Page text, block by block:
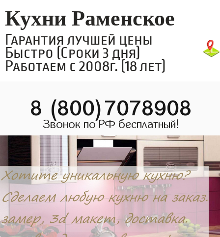
Кухни Раменское
Гарантия лучшей цены
Быстро (Сроки 3 дня)
Работаем с 2008г. (18 лет)
8 (800)7078908
Звонок по РФ бесплатный!